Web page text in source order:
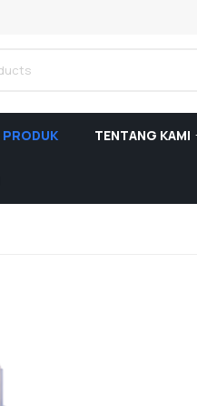
PRODUK TENTANG KAMI